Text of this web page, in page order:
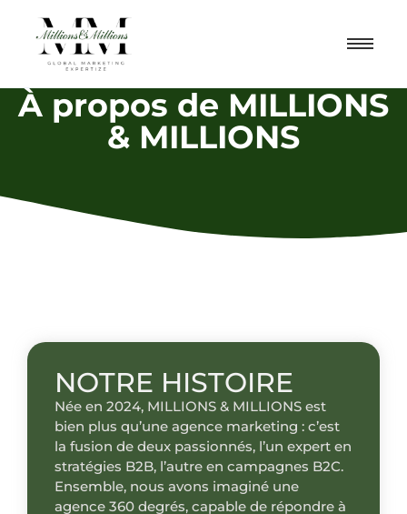
À propos de MILLIONS
& MILLIONS
NOTRE HISTOIRE
Née en 2024, MILLIONS & MILLIONS est
bien plus qu’une agence marketing : c’est
la fusion de deux passionnés, l’un expert en
stratégies B2B, l’autre en campagnes B2C.
Ensemble, nous avons imaginé une
agence 360 degrés, capable de répondre à